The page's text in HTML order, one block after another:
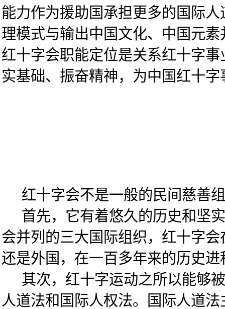
能力作为援助国承担更多的国际
理模式与输出中国文化、中国元
红十字会职能定位是关系红十字
实基础、振奋精神，为中国红十
红十字会不是一般的民间慈善
首先，它有着悠久的历史和坚实
会并列的三大国际组织，红十字
还是外国，在一百多年来的历史
其次，红十字运动之所以能够被
人道法和国际人权法。国际人道